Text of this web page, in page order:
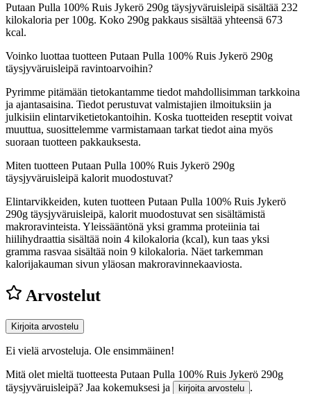
Putaan Pulla 100% Ruis Jykerö 290g täysjyväruisleipä sisältää 232
kilokaloria per 100g. Koko 290g pakkaus sisältää yhteensä 673
kcal.
Voinko luottaa tuotteen Putaan Pulla 100% Ruis Jykerö 290g
täysjyväruisleipä ravintoarvoihin?
Pyrimme pitämään tietokantamme tiedot mahdollisimman tarkkoina
ja ajantasaisina. Tiedot perustuvat valmistajien ilmoituksiin ja
julkisiin elintarviketietokantoihin. Koska tuotteiden reseptit voivat
muuttua, suosittelemme varmistamaan tarkat tiedot aina myös
suoraan tuotteen pakkauksesta.
Miten tuotteen Putaan Pulla 100% Ruis Jykerö 290g
täysjyväruisleipä kalorit muodostuvat?
Elintarvikkeiden, kuten tuotteen Putaan Pulla 100% Ruis Jykerö
290g täysjyväruisleipä, kalorit muodostuvat sen sisältämistä
makroravinteista. Yleissääntönä yksi gramma proteiinia tai
hiilihydraattia sisältää noin 4 kilokaloria (kcal), kun taas yksi
gramma rasvaa sisältää noin 9 kilokaloria. Näet tarkemman
kalorijakauman sivun yläosan makroravinnekaaviosta.
Arvostelut
Kirjoita arvostelu
Ei vielä arvosteluja. Ole ensimmäinen!
Mitä olet mieltä tuotteesta Putaan Pulla 100% Ruis Jykerö 290g
täysjyväruisleipä? Jaa kokemuksesi ja
kirjoita arvostelu .